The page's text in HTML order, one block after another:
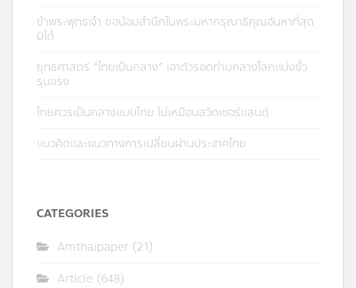
ข้าพระพุทธเจ้า ขอน้อมสำนึกในพระมหากรุณาธิคุณอันหาที่สุด
มิได้
ยุทธศาสตร์ “ไทยเป็นกลาง” เอาตัวรอดท่ามกลางโลกแบ่งขั้ว
รุนแรง
ไทยควรเป็นกลางแบบไทย ไม่เหมือนสวิตเซอร์แลนด์
แนวคิดและแนวทางการเปลี่ยนผ่านประเทศไทย
CATEGORIES
Amthaipaper (21)
Article (648)